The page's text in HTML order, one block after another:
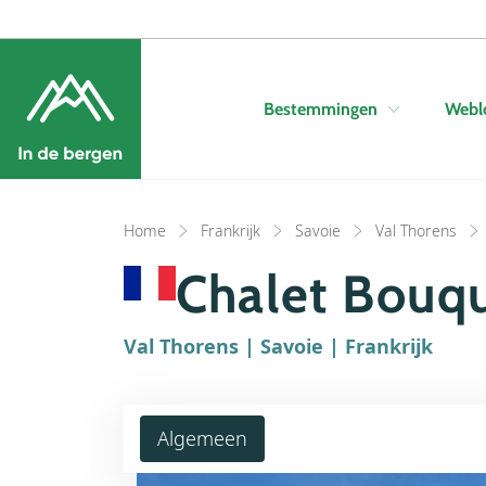
Bestemmingen
Home Frankrijk Savoie Val Thorens
Chalet
Val Thorens | Savoie | Frankrijk
Algemeen